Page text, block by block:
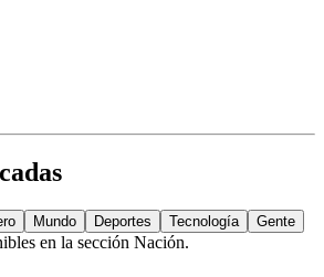
Mundo Deportes Tecnología Gente
en la sección Nación.